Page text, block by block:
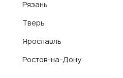
Рязань
Тверь
Ярославль
Ростов-на-Дону